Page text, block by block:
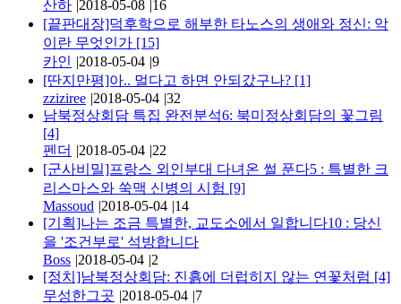
산하 |2018-05-08 |16
[끝판대장]덕후학으로 해부한 타노스의 생애와 정신: 악
이란 무엇인가 [15]
카인 |2018-05-04 |9
[딴지만평]아.. 멀다고 하면 안되갔구나? [1]
zziziree |2018-05-04 |32
남북정상회담 특집 완전분석6: 북미정상회담의 꽃그림
[4]
펜더 |2018-05-04 |22
[군사비밀]프랑스 외인부대 다녀온 썰 푼다5 : 특별한 크
리스마스와 쑥맥 신병의 시험 [9]
Massoud |2018-05-04 |14
[기획]나는 조금 특별한, 교도소에서 일합니다10 : 당신
을 '조건부로' 석방합니다
Boss |2018-05-04 |2
[정치]남북정상회담: 진흙에 더럽히지 않는 연꽃처럼 [4]
무성한그곳 |2018-05-04 |7